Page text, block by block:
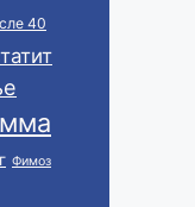
40
Фимоз